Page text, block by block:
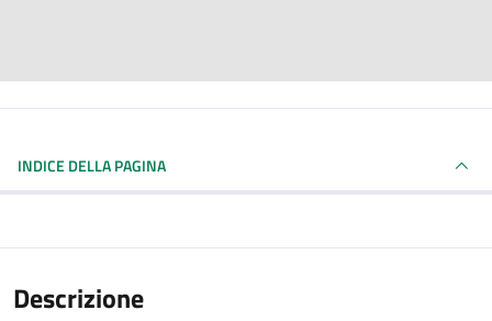
INDICE DELLA PAGINA
Descrizione